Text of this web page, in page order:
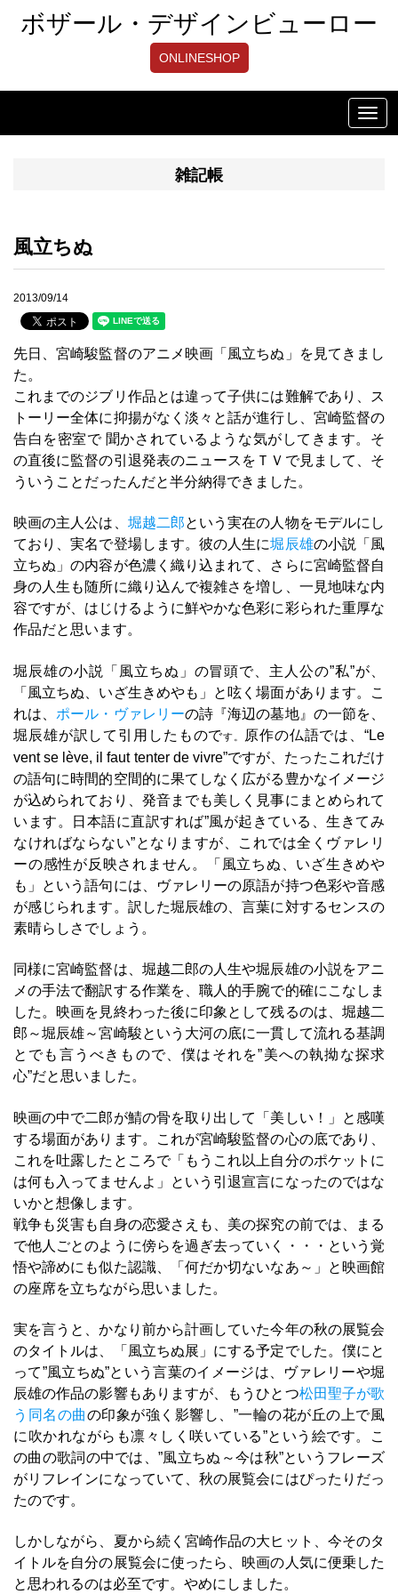
ボザール・デザインビューロー
ONLINESHOP
雑記帳
風立ちぬ
2013/09/14
先日、宮崎駿監督のアニメ映画「風立ちぬ」を見てきまし
た。
これまでのジブリ作品とは違って子供には難解であり、ス
トーリー全体に抑揚がなく淡々と話が進行し、宮崎監督の
告白を密室で 聞かされているような気がしてきます。そ
の直後に監督の引退発表のニュースをＴＶで見まして、そ
ういうことだったんだと半分納得できました。
映画の主人公は、 堀越二郎という実在の人物をモデルにし
ており、実名で登場します。彼の人生に堀辰雄の小説「風
立ちぬ」の内容が色濃く織り込まれて、さらに宮崎監督自
身の人生も随所に織り込んで複雑さを増し、一見地味な内
容ですが、はじけるように鮮やかな色彩に彩られた重厚な
作品だと思います。
堀辰雄の小説「風立ちぬ」の冒頭で、主人公の”私”が、
「風立ちぬ、いざ生きめやも」と呟く場面があります。こ
れは、 ポール・ヴァレリーの詩『海辺の墓地』の一節を、
堀辰雄が訳して引用したものです。
原作の仏語では、“Le
vent se lève, il faut tenter de vivre”ですが、たったこれだけ
の語句に時間的空間的に果てしなく広がる豊かなイメージ
が込められており、発音までも美しく見事にまとめられて
います。日本語に直訳すれば”風が起きている、生きてみ
なければならない”となりますが、これでは全くヴァレリ
ーの感性が反映されません。「風立ちぬ、いざ生きめや
も」という語句には、ヴァレリーの原語が持つ色彩や音感
が感じられます。訳した堀辰雄の、言葉に対するセンスの
素晴らしさでしょう。
同様に宮崎監督は、堀越二郎の人生や堀辰雄の小説をアニ
メの手法で翻訳する作業を、職人的手腕で的確にこなしま
した。映画を見終わった後に印象として残るのは、堀越二
郎～堀辰雄～宮崎駿という大河の底に一貫して流れる基調
とでも言うべきもので、僕はそれを”美への執拗な探求
心”だと思いました。
映画の中で二郎が鯖の骨を取り出して「美しい！」と感嘆
する場面があります。これが宮崎駿監督の心の底であり、
これを吐露したところで「もうこれ以上自分のポケットに
は何も入ってませんよ」という引退宣言になったのではな
いかと想像します。
戦争も災害も自身の恋愛さえも、美の探究の前では、まる
で他人ごとのように傍らを過ぎ去っていく・・・という覚
悟や諦めにも似た認識、「何だか切ないなあ～」と映画館
の座席を立ちながら思いました。
実を言うと、かなり前から計画していた今年の秋の展覧会
のタイトルは、「風立ちぬ展」にする予定でした。僕にと
って”風立ちぬ”という言葉のイメージは、ヴァレリーや堀
辰雄の作品の影響もありますが、もうひとつ松田聖子が歌
う同名の曲の印象が強く影響し、”一輪の花が丘の上で風
に吹かれながらも凛々しく咲いている”という絵です。こ
の曲の歌詞の中では、”風立ちぬ～今は秋”というフレーズ
がリフレインになっていて、秋の展覧会にはぴったりだっ
たのです。
しかしながら、夏から続く宮崎作品の大ヒット、今そのタ
イトルを自分の展覧会に使ったら、映画の人気に便乗した
と思われるのは必至です。やめにしました。